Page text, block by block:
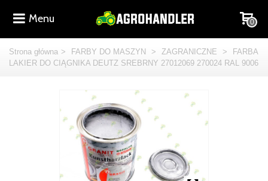
Menu 0
Strona główna > FARBY DO MASZYN > ZAGRANICZNE >
FARBA
LAKIER DO CIĄGNIKA DEUTZ SREBRNY 27012069 270024 RAL 9006